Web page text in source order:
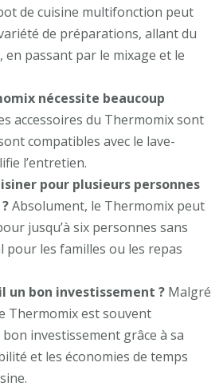
de cuisine multifonction peut
de préparations, allant du
en passant par le mixage et le
nécessite beaucoup
accessoires du Thermomix sont
compatibles avec le lave-
l’entretien.
pour plusieurs personnes
Absolument, le Thermomix peut
jusqu’à six personnes sans
pour les familles ou les repas
un bon investissement ? Malgré
Thermomix est souvent
investissement grâce à sa
et les économies de temps